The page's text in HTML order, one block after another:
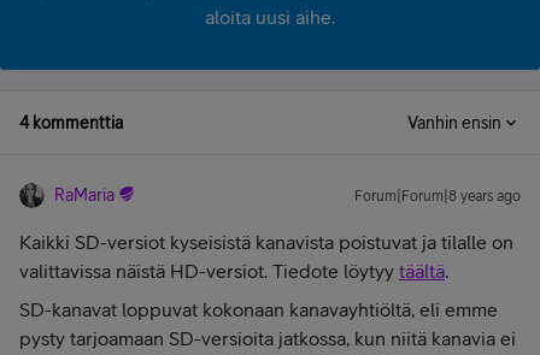
aloita uusi aihe.
4 kommenttia Vanhin ensin
RaMaria Forum|Forum|8 years ago
Kaikki SD-versiot kyseisistä kanavista poistuvat ja tilalle on
valittavissa näistä HD-versiot. Tiedote löytyy täältä.
SD-kanavat loppuvat kokonaan kanavayhtiöltä, eli emme
pysty tarjoamaan SD-versioita jatkossa, kun niitä kanavia ei